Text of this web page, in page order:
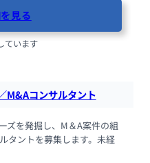
見る
ています
M&Aコンサルタント
ズを発掘し、M＆A案件の組
タントを募集します。未経